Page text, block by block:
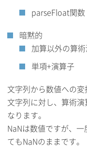
parseFloat関数
暗黙的
加算以外の算
単項+演算子
文字列から数値への変
文字列に対し、算術
なります。
NaNは数値ですが、
てもNaNのままです。